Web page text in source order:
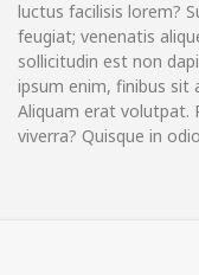
luctus facilisis lorem?
feugiat; venenatis
sollicitudin est non
ipsum enim, finibus sit
Aliquam erat volutpat.
viverra? Quisque in